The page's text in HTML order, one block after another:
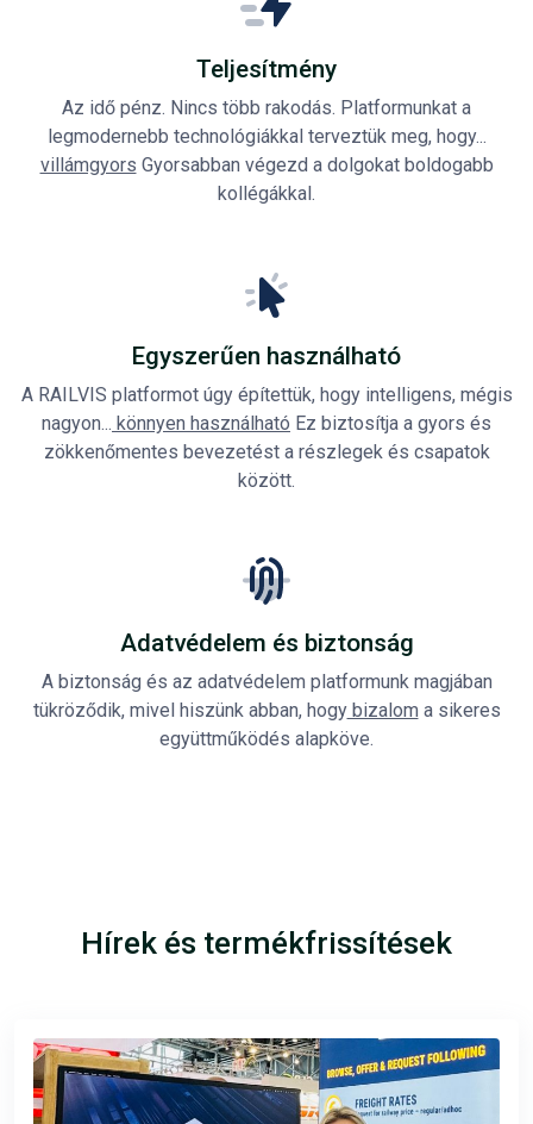
Teljesítmény
Az idő pénz. Nincs több rakodás. Platformunkat a
legmodernebb technológiákkal terveztük meg, hogy...
villámgyors Gyorsabban végezd a dolgokat boldogabb
kollégákkal.
Egyszerűen használható
A RAILVIS platformot úgy építettük, hogy intelligens, mégis
nagyon... könnyen használható Ez biztosítja a gyors és
zökkenőmentes bevezetést a részlegek és csapatok
között.
Adatvédelem és biztonság
A biztonság és az adatvédelem platformunk magjában
tükröződik, mivel hiszünk abban, hogybizalom a sikeres
együttműködés alapköve.
Hírek és termékfrissítések